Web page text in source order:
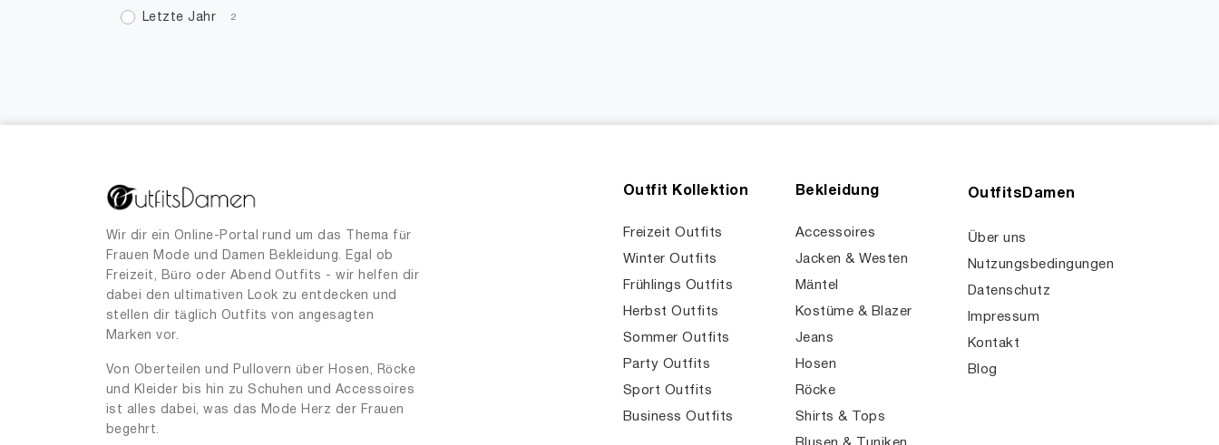
38 Letzte Jahr 2
Wir dir ein Online-Portal rund um das Thema für
Frauen Mode und Damen Bekleidung. Egal ob
Freizeit, Büro oder Abend Outfits - wir helfen dir
dabei den ultimativen Look zu entdecken und
stellen dir täglich Outfits von angesagten
Marken vor.
Von Oberteilen und Pullovern über Hosen, Röcke
und Kleider bis hin zu Schuhen und Accessoires
ist alles dabei, was das Mode Herz der Frauen
begehrt.
Outfit Kollektion
Freizeit Outfits
Winter Outfits
Frühlings Outfits
Herbst Outfits
Sommer Outfits
Party Outfits
Sport Outfits
Business Outfits
Bekleidung
Accessoires
Jacken & Westen
Mäntel
Kostüme & Blazer
Jeans
Hosen
Röcke
Shirts & Tops
OutfitsDamen
Über uns
Nutzungsbedingungen
Datenschutz
Impressum
Kontakt
Blog